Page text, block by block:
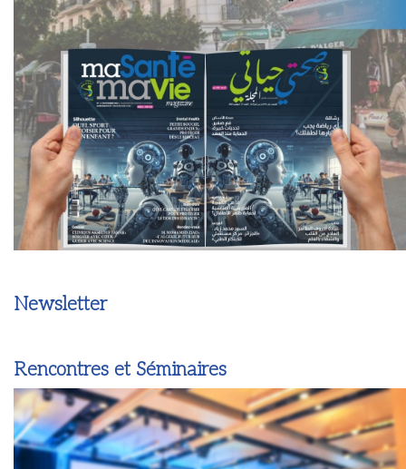
Newsletter
Rencontres et Séminaires